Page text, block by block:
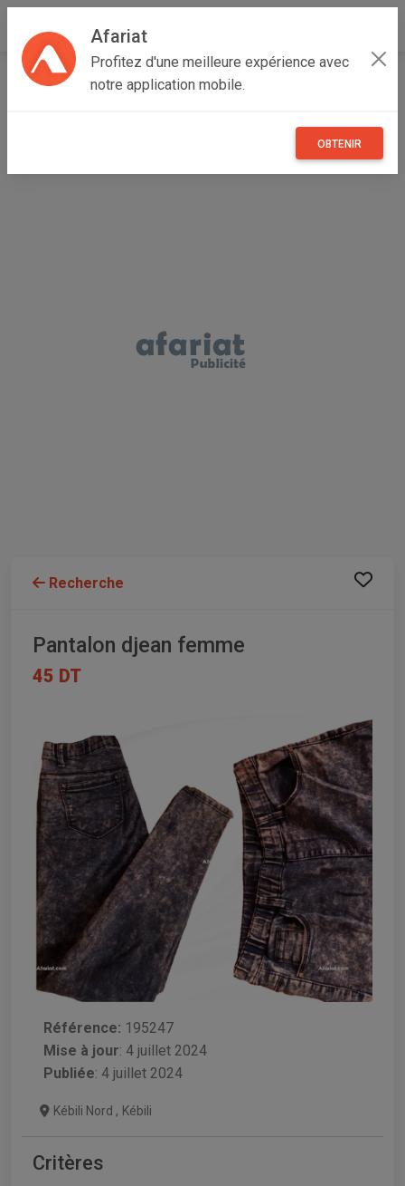
Afariat
Profitez d'une meilleure expérience avec
notre application mobile.
OBTENIR
Accueil
Vêtements et objets personnels
Recherche
Pantalon djean femme
45 DT
Référence: 195247
Mise à jour: 4 juillet 2024
Publiée: 4 juillet 2024
Kébili Nord , Kébili
Critères